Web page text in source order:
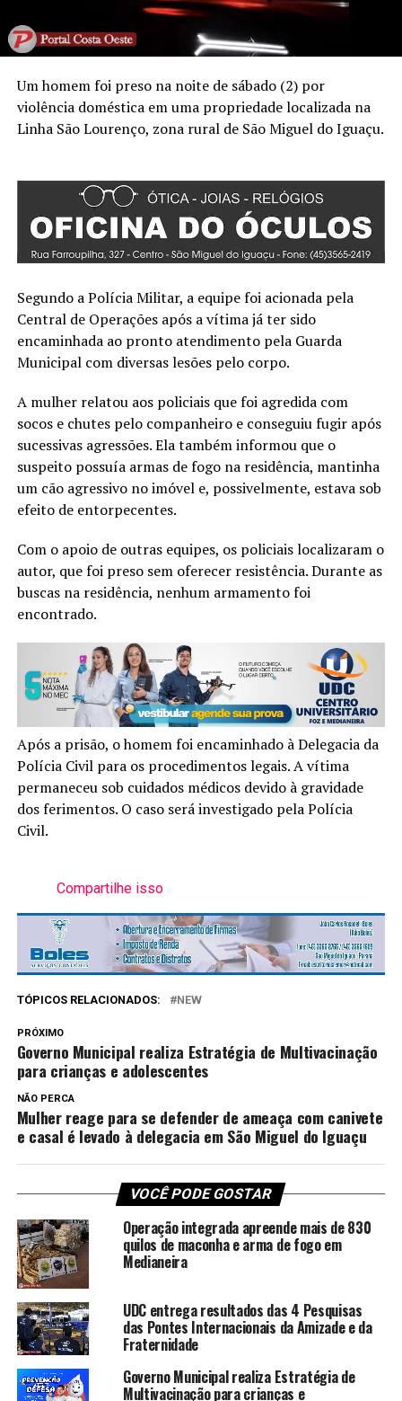
Um homem foi preso na noite de sábado (2) por
violência doméstica em uma propriedade localizada na
Linha São Lourenço, zona rural de São Miguel do Iguaçu.
Segundo a Polícia Militar, a equipe foi acionada pela
Central de Operações após a vítima já ter sido
encaminhada ao pronto atendimento pela Guarda
Municipal com diversas lesões pelo corpo.
A mulher relatou aos policiais que foi agredida com
socos e chutes pelo companheiro e conseguiu fugir após
sucessivas agressões. Ela também informou que o
suspeito possuía armas de fogo na residência, mantinha
um cão agressivo no imóvel e, possivelmente, estava sob
efeito de entorpecentes.
Com o apoio de outras equipes, os policiais localizaram o
autor, que foi preso sem oferecer resistência. Durante as
buscas na residência, nenhum armamento foi
encontrado.
Após a prisão, o homem foi encaminhado à Delegacia da
Polícia Civil para os procedimentos legais. A vítima
permaneceu sob cuidados médicos devido à gravidade
dos ferimentos. O caso será investigado pela Polícia
Civil.
Compartilhe isso
TÓPICOS RELACIONADOS: NEW
PRÓXIMO
Governo Municipal realiza Estratégia de Multivacinação
para crianças e adolescentes
NÃO PERCA
Mulher reage para se defender de ameaça com canivete
e casal é levado à delegacia em São Miguel do Iguaçu
VOCÊ PODE GOSTAR
Operação integrada apreende mais de 830
quilos de maconha e arma de fogo em
Medianeira
UDC entrega resultados das 4 Pesquisas
das Pontes Internacionais da Amizade e da
Fraternidade
Governo Municipal realiza Estratégia de
Multivacinação para crianças e